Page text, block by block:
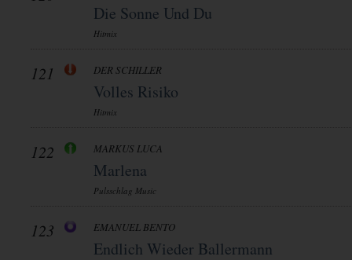
Die Sonne Und Du
Hitmix
121 DER SCHILLER
Volles Risiko
Hitmix
122 MARKUS LUCA
Marlena
Pulsschlag Music
123 EMANUEL BENTO
Endlich Wieder Ballermann